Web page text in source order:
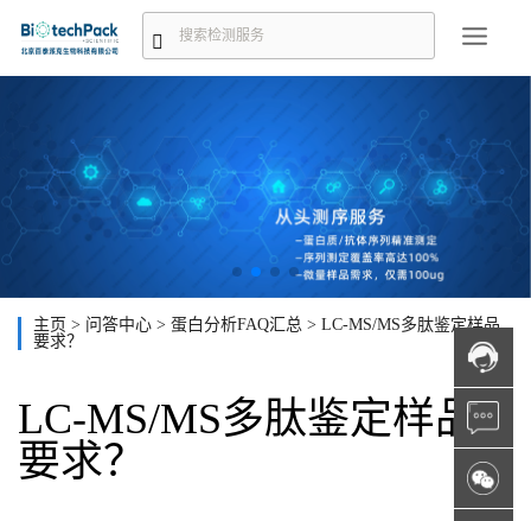
主页 > 问答中心 > 蛋白分析FAQ汇总 > LC-MS/MS多肽鉴定样品
要求？
LC-MS/MS多肽鉴定样品
要求？